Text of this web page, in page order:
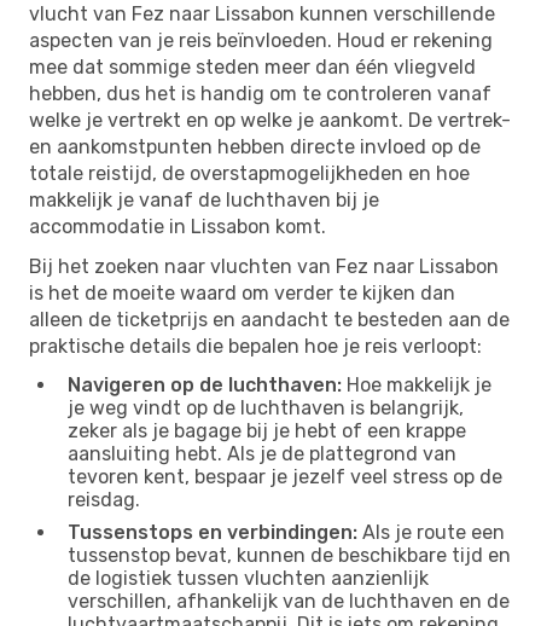
vlucht van Fez naar Lissabon kunnen verschillende
aspecten van je reis beïnvloeden. Houd er rekening
mee dat sommige steden meer dan één vliegveld
hebben, dus het is handig om te controleren vanaf
welke je vertrekt en op welke je aankomt. De vertrek-
en aankomstpunten hebben directe invloed op de
totale reistijd, de overstapmogelijkheden en hoe
makkelijk je vanaf de luchthaven bij je
accommodatie in Lissabon komt.
Bij het zoeken naar vluchten van Fez naar Lissabon
is het de moeite waard om verder te kijken dan
alleen de ticketprijs en aandacht te besteden aan de
praktische details die bepalen hoe je reis verloopt:
Navigeren op de luchthaven: Hoe makkelijk je
je weg vindt op de luchthaven is belangrijk,
zeker als je bagage bij je hebt of een krappe
aansluiting hebt. Als je de plattegrond van
tevoren kent, bespaar je jezelf veel stress op de
reisdag.
Tussenstops en verbindingen: Als je route een
tussenstop bevat, kunnen de beschikbare tijd en
de logistiek tussen vluchten aanzienlijk
verschillen, afhankelijk van de luchthaven en de